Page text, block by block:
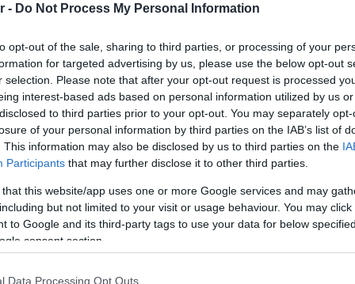
- Do Not Process My Personal Information
opt-out of the sale, sharing to third parties, or processing of your
for targeted advertising by us, please use the below opt-out
selection. Please note that after your opt-out request is processed
interest-based ads based on personal information utilized by us
to third parties prior to your opt-out. You may separately
of your personal information by third parties on the IAB’s list of
This information may also be disclosed by us to third parties on the
Participants that may further disclose it to other third parties.
that this website/app uses one or more Google services and may
but not limited to your visit or usage behaviour. You may
to Google and its third-party tags to use your data for below
consent section.
Data Processing Opt Outs
υγιεινό, ψημένο φύτρο σίτου, ένα μείγμα
ένα με υψηλή περιεκτικότητα σε βιταμίνες.
προϊόντα και λύσεις με τη μεγαλύτερη
στη γεύση, την υφή, την ποιότητα
αυτό αντικατοπτρίζεται στον Σκοπό μας».
και το motto μας «Food Innovation for Good»
να καταστούν συνώνυμα με την Puratos.
ψηλά στο πρόγραμμά μας εδώ και πολλά
τροφίμων που λειτουργεί με υπευθυνότητα,
όπου δραστηριοποιούμαστε, με τρόπο